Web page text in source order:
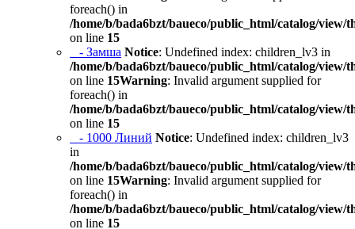
foreach() in
/home/b/bada6bzt/baueco/public_html/catalog/view/
on line 15
- Замша Notice: Undefined index: children_lv3 in
/home/b/bada6bzt/baueco/public_html/catalog/view/
on line 15Warning: Invalid argument supplied for
foreach() in
/home/b/bada6bzt/baueco/public_html/catalog/view/
on line 15
- 1000 Линий Notice: Undefined index: children_lv3
in
/home/b/bada6bzt/baueco/public_html/catalog/view/
on line 15Warning: Invalid argument supplied for
foreach() in
/home/b/bada6bzt/baueco/public_html/catalog/view/
on line 15